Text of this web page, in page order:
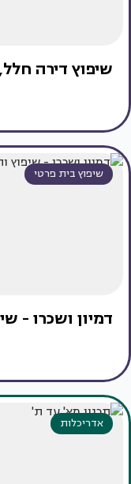
שיפוץ דירה
שיפוץ בית פרטי
דמיון ושכרו -
אדריכלות